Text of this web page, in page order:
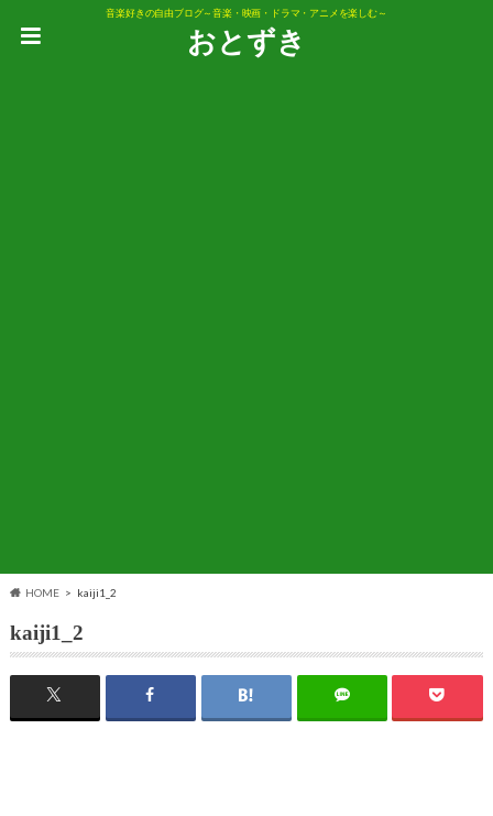
音楽好きの自由ブログ～音楽・映画・ドラマ・アニメを楽しむ～
おとずき
HOME kaiji1_2
kaiji1_2